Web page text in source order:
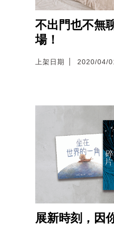
不出門也不無
場！
上架日期 2020/04/
展新時刻，因